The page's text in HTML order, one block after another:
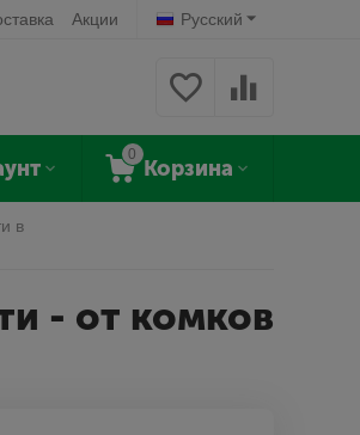
Русский
Акции
0
Корзина
в
- от комков